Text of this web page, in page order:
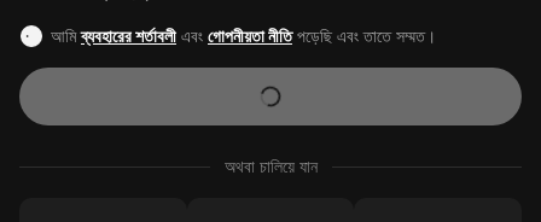
আমিব্যবহারের শর্তাবলীএবং গোপনীয়তা নীতিপড়েছি এবং তাতে সম্মত।
অথবা চালিয়ে যান